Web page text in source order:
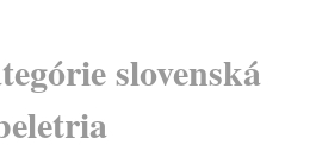
slovenská